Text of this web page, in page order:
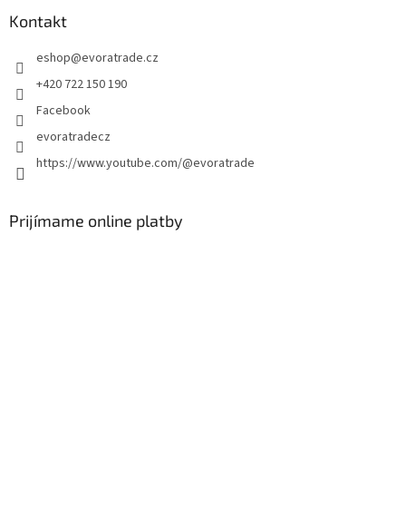
Kontakt
eshop@evoratrade.cz
+420 722 150 190
Facebook
evoratradecz
https://www.youtube.com/@evoratrade
Prijímame online platby